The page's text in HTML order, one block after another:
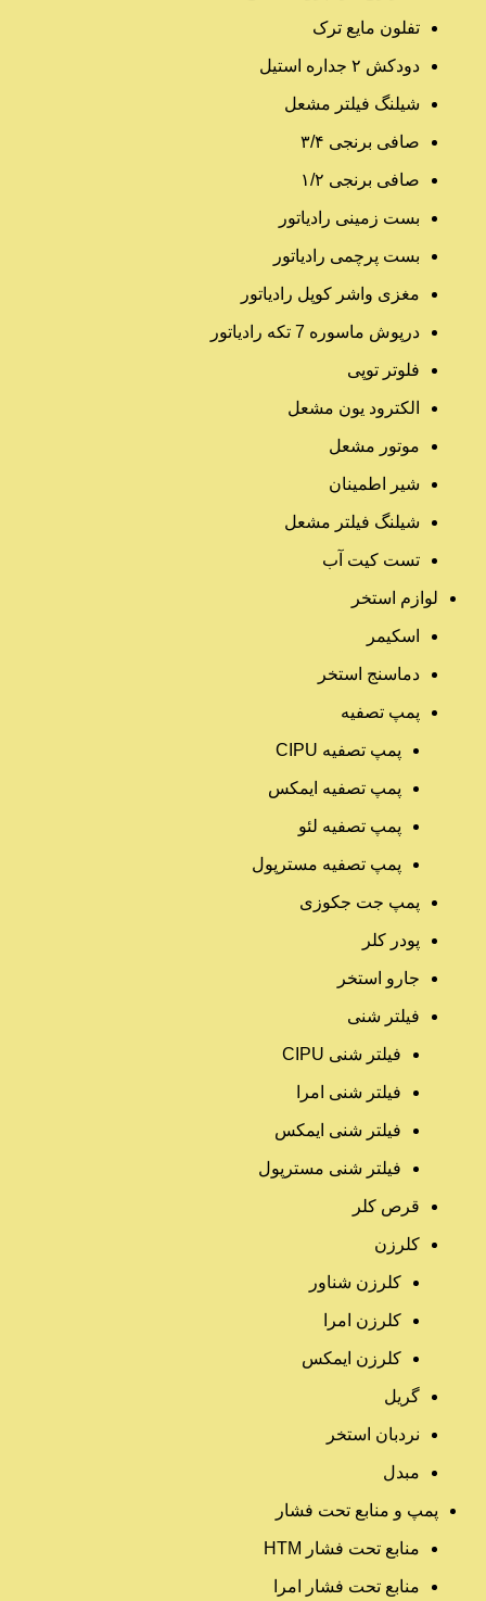
تفلون مایع ترک
دودکش ۲ جداره استیل
شیلنگ فیلتر مشعل
صافی برنجی ۳/۴
صافی برنجی ۱/۲
بست زمینی رادیاتور
بست پرچمی رادیاتور
مغزی واشر کوپل رادیاتور
درپوش ماسوره 7 تکه رادیاتور
فلوتر توپی
الکترود یون مشعل
موتور مشعل
شیر اطمینان
شیلنگ فیلتر مشعل
تست کیت آب
لوازم استخر
اسکیمر
دماسنج استخر
پمپ تصفیه
پمپ تصفیه CIPU
پمپ تصفیه ایمکس
پمپ تصفیه لئو
پمپ تصفیه مسترپول
پمپ جت جکوزی
پودر کلر
جارو استخر
فیلتر شنی
فیلتر شنی CIPU
فیلتر شنی امرا
فیلتر شنی ایمکس
فیلتر شنی مسترپول
قرص کلر
کلرزن
کلرزن شناور
کلرزن امرا
کلرزن ایمکس
گریل
نردبان استخر
مبدل
پمپ و منابع تحت فشار
منابع تحت فشار HTM‎
منابع تحت فشار امرا